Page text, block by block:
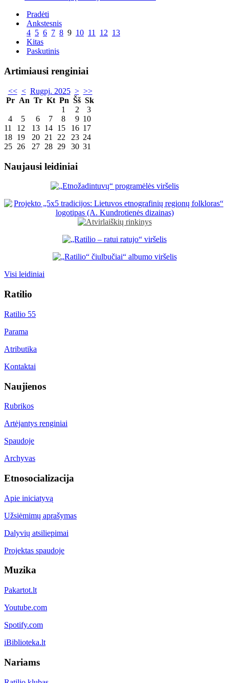
Pradėti
Ankstesnis
4 5 6 7 8 9 10 11 12 13
Kitas
Paskutinis
Artimiausi renginiai
<< < Rugpj. 2025 > >>
Pr An Tr Kt Pn Šš Sk
1
2
3
4
5 6 7 8 9 10
11
12 13 14 15 16 17
18 19 20 21 22 23 24
25 26 27 28 29 30 31
Naujausi leidiniai
Visi leidiniai
Ratilio
Ratilio 55
Parama
Atributika
Kontaktai
Naujienos
Rubrikos
Artėjantys renginiai
Spaudoje
Archyvas
Etnosocializacija
Apie iniciatyvą
Užsiėmimų aprašymas
Dalyvių atsiliepimai
Projektas spaudoje
Muzika
Pakartot.lt
Youtube.com
Spotify.com
iBiblioteka.lt
Nariams